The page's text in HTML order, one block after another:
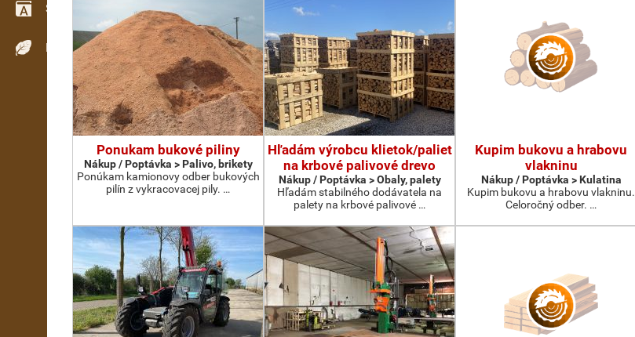
Slovník
Dřeviny
Ponukam bukové piliny
Nákup / Poptávka > Palivo, brikety
Ponúkam kamionovy odber bukových
pilín z vykracovacej pily. …
Hľadám výrobcu klietok/paliet
na krbové palivové drevo
Nákup / Poptávka > Obaly, palety
Hľadám stabilného dodávatela na
palety na krbové palivové …
Kupim bukovu a hrabovu
vlakninu
Nákup / Poptávka > Kulatina
Kupim bukovu a hrabovu vlakninu.
Celoročný odber. …